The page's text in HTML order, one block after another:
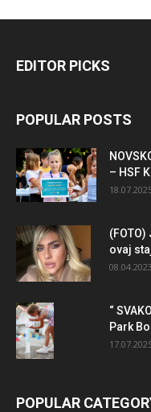
EDITOR PICKS
POPULAR POSTS
– HSF
(FOTO)
ovaj
08.04.2023
“
Park
POPULAR